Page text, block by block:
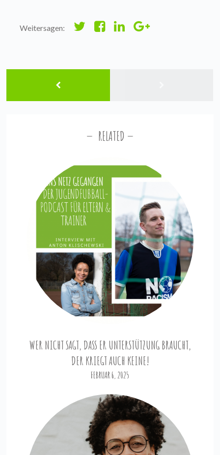
Weitersagen:
RELATED
WER NICHT SAGT, DASS ER UNTERSTÜTZUNG BRAUCHT,
DER KRIEGT AUCH KEINE!
FEBRUAR 6, 2025